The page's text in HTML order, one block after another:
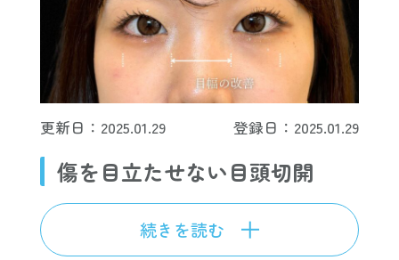
更新日：2025.01.29 登録日：2025.01.29
傷を目立たせない目頭切開
続きを読む